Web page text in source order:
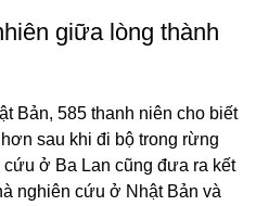
giữa lòng thành
Bản, 585 thanh niên cho biết
sau khi đi bộ trong rừng
cứu ở Ba Lan cũng đưa ra kết
nghiên cứu ở Nhật Bản và